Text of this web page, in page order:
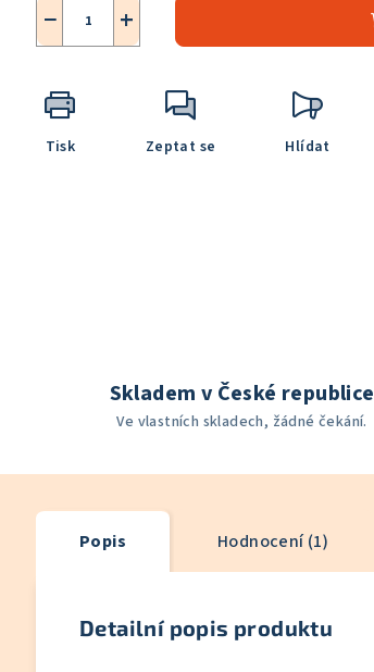
+
−
Tisk Zeptat se Hlídat
Skladem v České republice
Ve vlastních skladech, žádné čekání.
Popis Hodnocení (1)
Detailní popis produktu